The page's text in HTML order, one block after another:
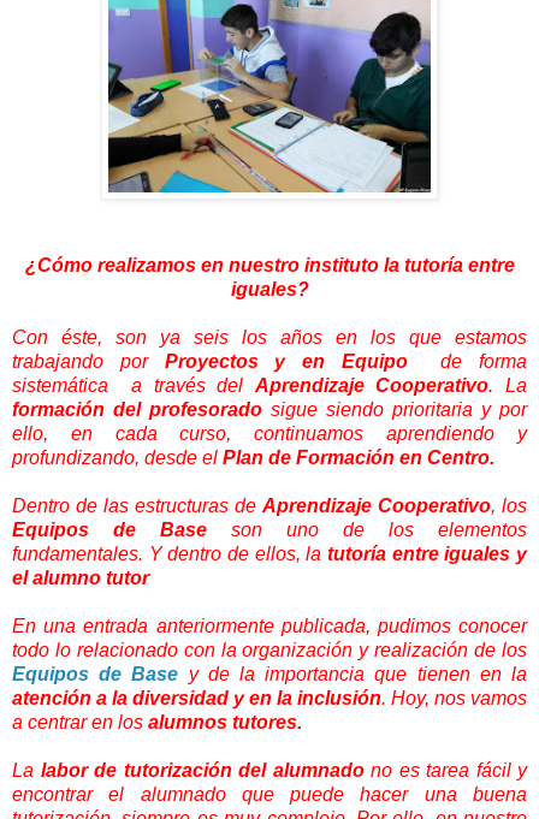
¿Cómo realizamos en nuestro instituto la tutoría entre
iguales?
Con éste, son ya seis los años en los que estamos
trabajando por Proyectos y en Equipode forma
sistemática a través del Aprendizaje Cooperativo. La
formación del profesorado sigue siendo prioritaria y por
ello, en cada curso, continuamos aprendiendo y
profundizando, desde el Plan de Formación en Centro.
Dentro de las estructuras de Aprendizaje Cooperativo, los
Equipos de Base son uno de los elementos
fundamentales. Y dentro de ellos, la tutoría entre iguales y
el alumno tutor
En una entrada anteriormente publicada, pudimos conocer
todo lo relacionado con la organización y realización de los
Equipos de Base y de la importancia que tienen en la
atención a la diversidad y en la inclusión. Hoy, nos vamos
a centrar en los alumnos tutores.
La labor de tutorización del alumnadono es tarea fácil y
encontrar el alumnado que puede hacer una buena